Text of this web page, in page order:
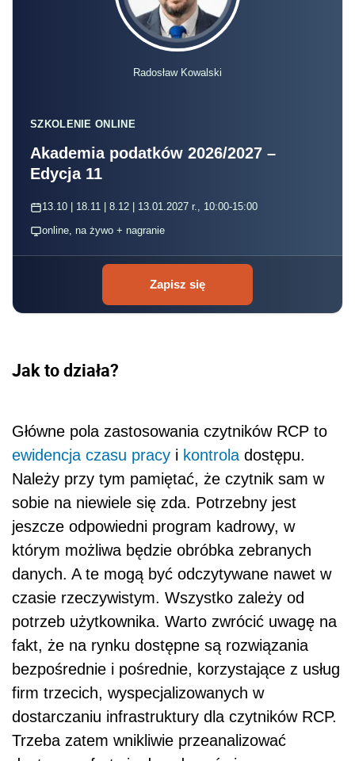
Radosław Kowalski
SZKOLENIE ONLINE
Akademia podatków 2026/2027 –
Edycja 11
13.10 | 18.11 | 8.12 | 13.01.2027 r., 10:00-15:00
online, na żywo + nagranie
Zapisz się
Jak to działa?
Główne pola zastosowania czytników RCP to
ewidencja czasu pracy i kontrola dostępu.
Należy przy tym pamiętać, że czytnik sam w
sobie na niewiele się zda. Potrzebny jest
jeszcze odpowiedni program kadrowy, w
którym możliwa będzie obróbka zebranych
danych. A te mogą być odczytywane nawet w
czasie rzeczywistym. Wszystko zależy od
potrzeb użytkownika. Warto zwrócić uwagę na
fakt, że na rynku dostępne są rozwiązania
bezpośrednie i pośrednie, korzystające z usług
firm trzecich, wyspecjalizowanych w
dostarczaniu infrastruktury dla czytników RCP.
Trzeba zatem wnikliwie przeanalizować